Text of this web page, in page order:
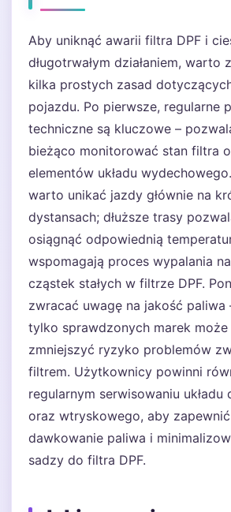
Aby uniknąć awarii filtra DPF i
długotrwałym działaniem, warto
kilka prostych zasad
pojazdu. Po pierwsze, regularne
techniczne są kluczowe –
bieżąco monitorować stan filtra
elementów układu
warto unikać jazdy głównie na
dystansach; dłuższe trasy
osiągnąć odpowiednią
wspomagają proces wypalania
cząstek stałych w filtrze DPF.
zwracać uwagę na jakość paliwa
tylko sprawdzonych marek może
zmniejszyć ryzyko problemów
filtrem. Użytkownicy powinni
regularnym serwisowaniu
oraz wtryskowego, aby
dawkowanie paliwa i
sadzy do filtra DPF.